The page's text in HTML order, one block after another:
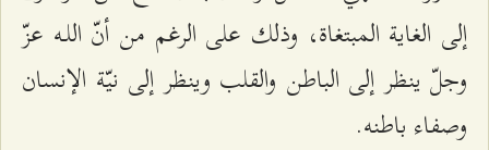
إلى الغاية المبتغاة، وذلك على الرغم من أنّ اللـه عزّ
وجلّ ينظر إلى الباطن والقلب وينظر إلى نيّة الإنسان
وصفاء باطنه.